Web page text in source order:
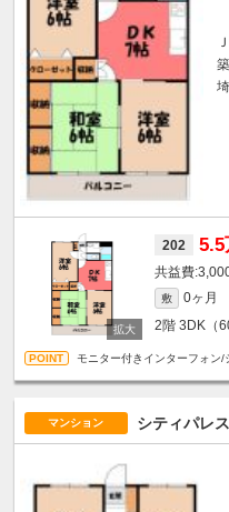
202 5.5
敷 0ヶ月
2階 3DK（
モニター付きインターフォン/
マンション シティパレス